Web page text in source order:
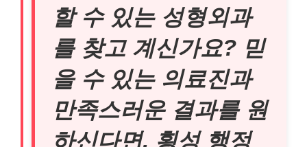
할 수 있는 성형외과
를 찾고 계신가요? 믿
을 수 있는 의료진과
만족스러운 결과를 원
하신다면, 횡성 행정